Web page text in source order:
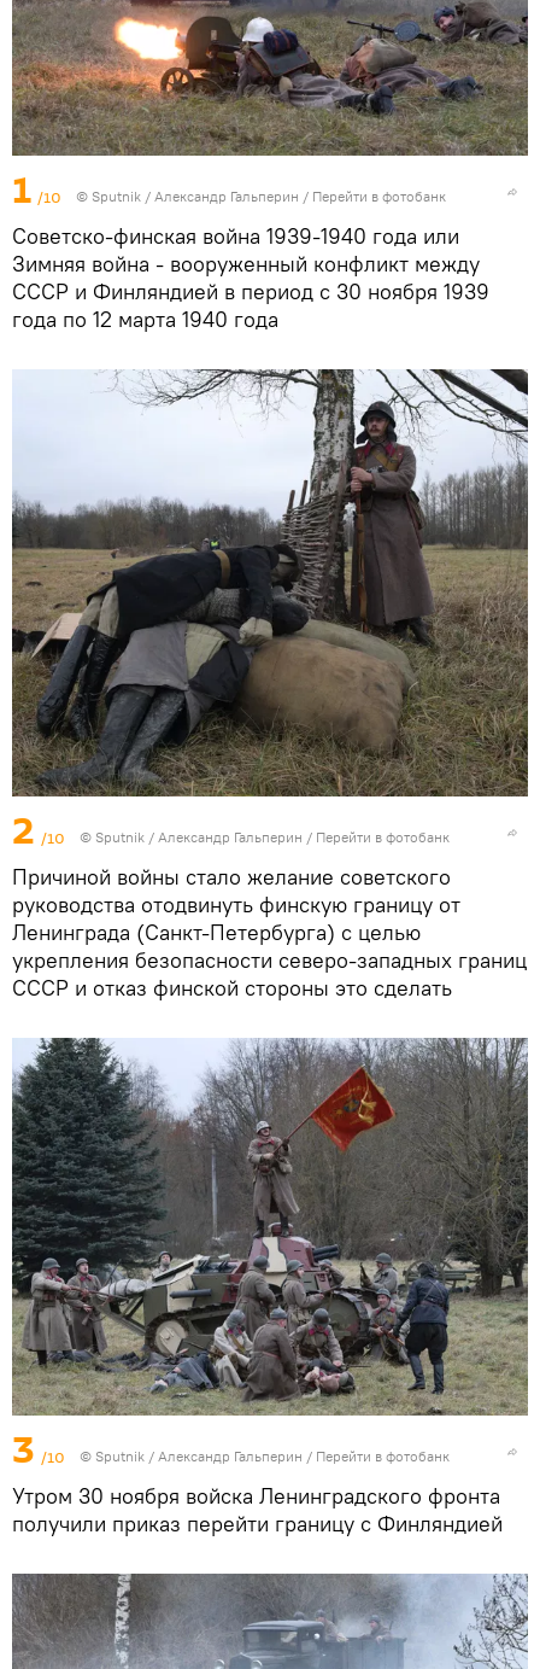
1 /10 © Sputnik / Александр Гальперин / Перейти в фотобанк
Советско-финская война 1939-1940 года или
Зимняя война - вооруженный конфликт между
СССР и Финляндией в период с 30 ноября 1939
года по 12 марта 1940 года
2 /10 © Sputnik / Александр Гальперин / Перейти в фотобанк
Причиной войны стало желание советского
руководства отодвинуть финскую границу от
Ленинграда (Санкт-Петербурга) с целью
укрепления безопасности северо-западных границ
СССР и отказ финской стороны это сделать
3 /10 © Sputnik / Александр Гальперин / Перейти в фотобанк
Утром 30 ноября войска Ленинградского фронта
получили приказ перейти границу с Финляндией